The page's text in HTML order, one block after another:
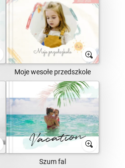
Moje wesołe przedszkole
Szum fal